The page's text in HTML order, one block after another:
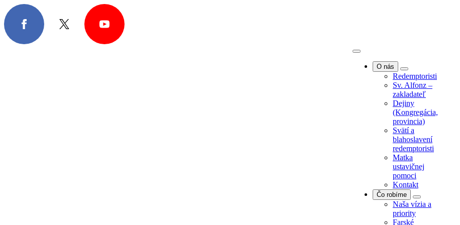
O nás
Redemptoristi
Sv. Alfonz –
zakladateľ
Dejiny
(Kongregácia,
provincia)
Svätí a
blahoslavení
redemptoristi
Matka
ustavičnej
pomoci
Kontakt
Čo robíme
Naša vízia a
priority
Farské
(Kongregácia,
provincia)
Svätí a
blahoslavení
redemptoristi
Matka
ustavičnej
pomoci
Kontakt
Čo robíme
Naša vízia a
priority
Farské
misie/exercície
Farská
pastorácia
Povolania
Spolupráca s